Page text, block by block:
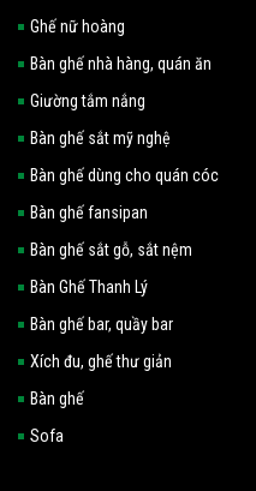
Ghế nữ hoàng
Bàn ghế nhà hàng, quán ăn
Giường tắm nắng
Bàn ghế sắt mỹ nghệ
Bàn ghế dùng cho quán cóc
Bàn ghế fansipan
Bàn ghế sắt gỗ, sắt nệm
Bàn Ghế Thanh Lý
Bàn ghế bar, quầy bar
Xích đu, ghế thư giản
Bàn ghế
Sofa